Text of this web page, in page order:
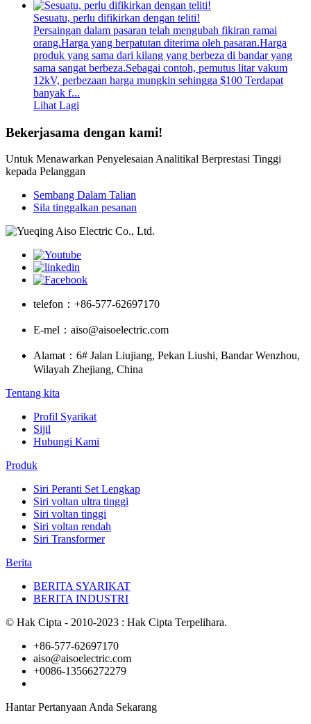
Sesuatu, perlu difikirkan dengan teliti!
Persaingan dalam pasaran telah mengubah fikiran ramai
orang.Harga yang berpatutan diterima oleh pasaran.Harga
produk yang sama dari kilang yang berbeza di bandar yang
sama sangat berbeza.Sebagai contoh, pemutus litar vakum
12kV, perbezaan harga mungkin sehingga $100 Terdapat
banyak f...
Lihat Lagi
Bekerjasama dengan kami!
Untuk Menawarkan Penyelesaian Analitikal Berprestasi Tinggi
kepada Pelanggan
Sembang Dalam Talian
Sila tinggalkan pesanan
telefon： +86-577-62697170
E-mel： aiso@aisoelectric.com
Alamat： 6# Jalan Liujiang, Pekan Liushi, Bandar Wenzhou,
Wilayah Zhejiang, China
Tentang kita
Profil Syarikat
Sijil
Hubungi Kami
Produk
Siri Peranti Set Lengkap
Siri voltan ultra tinggi
Siri voltan tinggi
Siri voltan rendah
Siri Transformer
Berita
BERITA SYARIKAT
BERITA INDUSTRI
© Hak Cipta - 2010-2023 : Hak Cipta Terpelihara.
+86-577-62697170
aiso@aisoelectric.com
+0086-13566272279
Hantar Pertanyaan Anda Sekarang